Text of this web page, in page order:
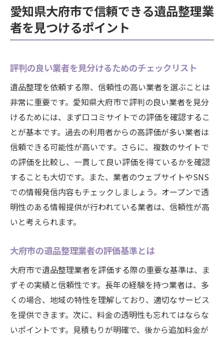
遺品整理のプロが教える大府市での効果的な売
却戦略
プロが教える大府市での遺品整理の秘訣
遺品整理のプロがすすめる地元広告活用法
大府市での売却実績を上げるための専門家
アドバイス
遺品のブランド力を高めるためのプロモー
ション方法
愛知県大府市で信頼できる遺品整理業
者を見つけるポイント
評判の良い業者を見分けるためのチェックリスト
遺品整理を依頼する際、信頼性の高い業者を選ぶことは
非常に重要です。愛知県大府市で評判の良い業者を見分
けるためには、まず口コミサイトでの評価を確認するこ
とが基本です。過去の利用者からの高評価が多い業者は
信頼できる可能性が高いです。さらに、複数のサイトで
の評価を比較し、一貫して良い評価を得ているかを確認
することも大切です。また、業者のウェブサイトやSNS
での情報発信内容もチェックしましょう。オープンで透
明性のある情報提供が行われている業者は、信頼性が高
いと考えられます。
大府市の遺品整理業者の評価基準とは
大府市で遺品整理業者を評価する際の重要な基準は、ま
ずその実績と信頼性です。長年の経験を持つ業者は、多
くの場合、地域の特性を理解しており、適切なサービス
を提供できます。次に、料金の透明性も忘れてはならな
いポイントです。見積もりが明確で、後から追加料金が